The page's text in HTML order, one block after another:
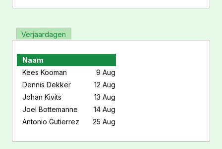
Verjaardagen
Naam
Kees Kooman
9 Aug
Dennis Dekker
12 Aug
Johan Kivits
13 Aug
Joel Bottemanne
14 Aug
Antonio Gutierrez
25 Aug